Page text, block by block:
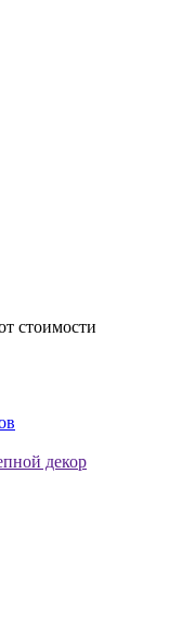
стоимости
декор